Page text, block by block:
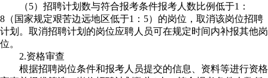
（5）招聘计划数与符合报考条件报考人数比例低于1：
8（国家规定艰苦边远地区低于1：5）的岗位，取消该岗位招聘
计划。取消招聘计划的岗位应聘人员可在规定时间内补报其他岗
位。
2.资格审查
根据招聘岗位条件和报考人员提交的信息、资料等进行资格